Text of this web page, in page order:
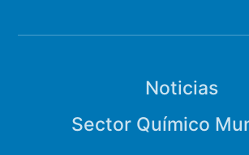
Noticias
Sector Químico